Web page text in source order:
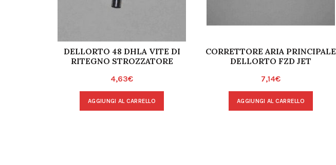
DELLORTO 48 DHLA VITE DI
RITEGNO STROZZATORE
4,63€
AGGIUNGI AL CARRELLO
CORRETTORE ARIA PRINCIPALE
DELLORTO FZD JET
7,14€
AGGIUNGI AL CARRELLO